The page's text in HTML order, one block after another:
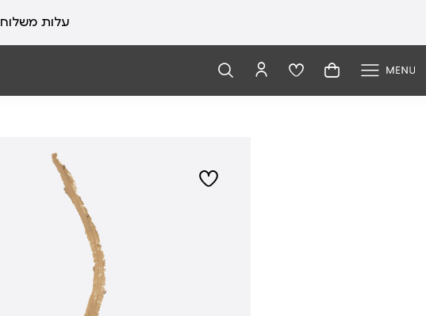
עלות משלוח 19 ₪ | משלוח חינם עד הבית בכל קנייה מעל 99 ₪